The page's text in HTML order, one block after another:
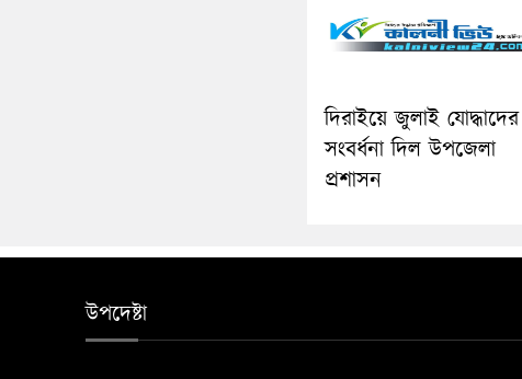
দিরাইয়ে জুলাই যোদ্ধাদের
সংবর্ধনা দিল উপজেলা
প্রশাসন
উপদেষ্টা